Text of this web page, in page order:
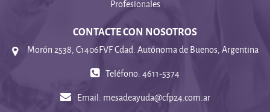
Profesionales
CONTACTE CON NOSOTROS
Morón 2538, C1406FVF Cdad. Autónoma de Buenos, Argentina
Teléfono: 4611-5374
Email: mesadeayuda@cfp24.com.ar